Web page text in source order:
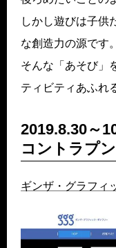
しかし遊びは子供
な創造力の源です。
そんな「あそび」
ティビティあふれ
2019.8.30～
コントラプ
ギンザ・グラフィ